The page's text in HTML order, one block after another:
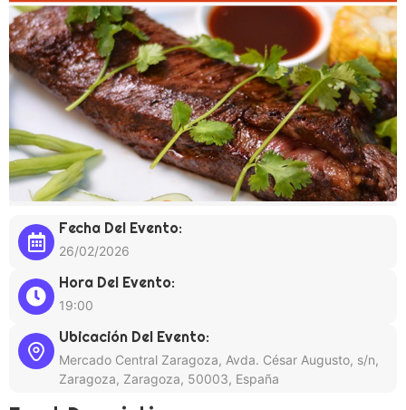
Fecha Del Evento:
26/02/2026
Hora Del Evento:
19:00
Ubicación Del Evento:
Mercado Central Zaragoza, Avda. César Augusto, s/n,
Zaragoza, Zaragoza, 50003, España